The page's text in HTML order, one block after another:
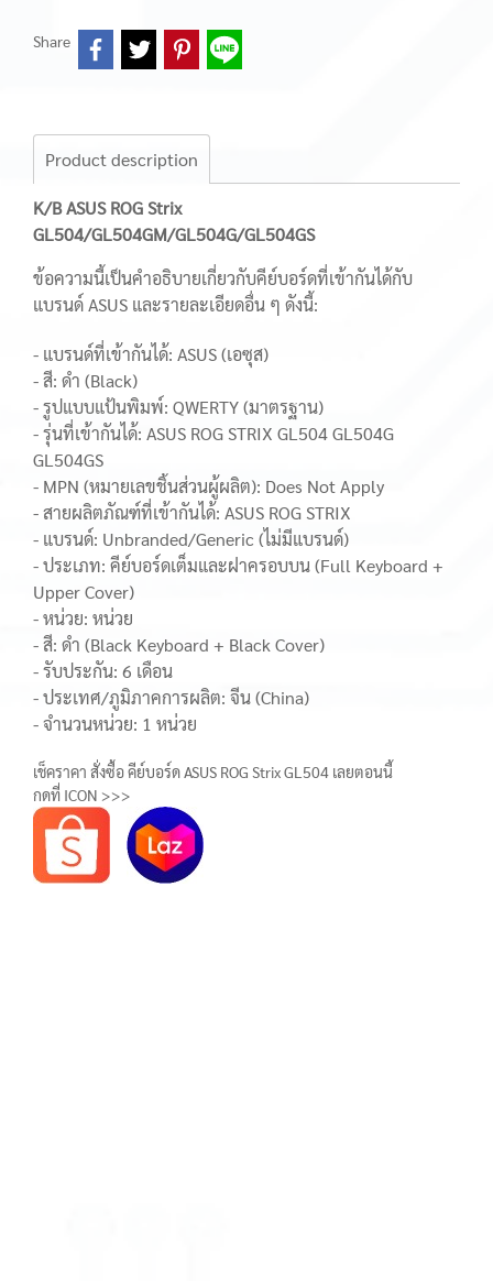
Share
Product description
K/B ASUS ROG Strix
GL504/GL504GM/GL504G/GL504GS
ข้อความนี้เป็นคำอธิบายเกี่ยวกับคีย์บอร์ดที่เข้ากันได้กับ
แบรนด์ ASUS และรายละเอียดอื่น ๆ ดังนี้:
- แบรนด์ที่เข้ากันได้: ASUS (เอซุส)
- สี: ดำ (Black)
- รูปแบบแป้นพิมพ์: QWERTY (มาตรฐาน)
- รุ่นที่เข้ากันได้: ASUS ROG STRIX GL504 GL504G
GL504GS
- MPN (หมายเลขชิ้นส่วนผู้ผลิต): Does Not Apply
- สายผลิตภัณฑ์ที่เข้ากันได้: ASUS ROG STRIX
- แบรนด์: Unbranded/Generic (ไม่มีแบรนด์)
- ประเภท: คีย์บอร์ดเต็มและฝาครอบบน (Full Keyboard +
Upper Cover)
- หน่วย: หน่วย
- สี: ดำ (Black Keyboard + Black Cover)
- รับประกัน: 6 เดือน
- ประเทศ/ภูมิภาคการผลิต: จีน (China)
- จำนวนหน่วย: 1 หน่วย
เช็คราคา สั่งซื้อ คีย์บอร์ด ASUS ROG Strix GL504 เลยตอนนี้
กดที่ ICON >>>